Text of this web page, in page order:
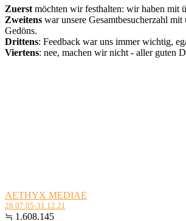
Zuerst möchten wir festhalten: wir haben mit
Zweitens war unsere Gesamtbesucherzahl
Gedöns.
Drittens: Feedback war uns immer wichtig,
Viertens: nee, machen wir nicht - aller guten
AETHYX MEDIAE
28.07.05-31.12.21
≒ 1.608.145